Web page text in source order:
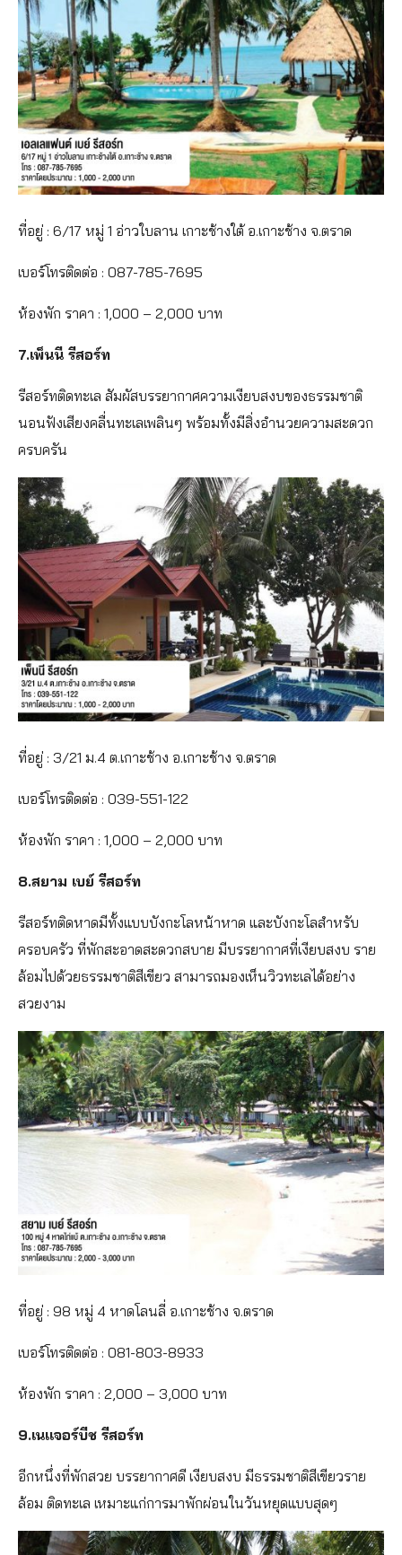
ที่อยู่ : 6/17 หมู่ 1 อ่าวใบลาน เกาะช้างใต้ อ.เกาะช้าง จ.ตราด
เบอร์โทรติดต่อ : 087-785-7695
ห้องพัก ราคา : 1,000 – 2,000 บาท
7.เพ็นนี รีสอร์ท
รีสอร์ทติดทะเล สัมผัสบรรยากาศความเงียบสงบของธรรมชาติ
นอนฟังเสียงคลื่นทะเลเพลินๆ พร้อมทั้งมีสิ่งอำนวยความสะดวก
ครบครัน
ที่อยู่ : 3/21 ม.4 ต.เกาะช้าง อ.เกาะช้าง จ.ตราด
เบอร์โทรติดต่อ : 039-551-122
ห้องพัก ราคา : 1,000 – 2,000 บาท
8.สยาม เบย์ รีสอร์ท
รีสอร์ทติดหาดมีทั้งแบบบังกะโลหน้าหาด และบังกะโลสำหรับ
ครอบครัว ที่พักสะอาดสะดวกสบาย มีบรรยากาศที่เงียบสงบ ราย
ล้อมไปด้วยธรรมชาติสีเขียว สามารถมองเห็นวิวทะเลได้อย่าง
สวยงาม
ที่อยู่ : 98 หมู่ 4 หาดโลนลี่ อ.เกาะช้าง จ.ตราด
เบอร์โทรติดต่อ : 081-803-8933
ห้องพัก ราคา : 2,000 – 3,000 บาท
9.เนเเจอร์บีช รีสอร์ท
อีกหนึ่งที่พักสวย บรรยากาศดี เงียบสงบ มีธรรมชาติสีเขียวราย
ล้อม ติดทะเล เหมาะแก่การมาพักผ่อนในวันหยุดแบบสุดๆ